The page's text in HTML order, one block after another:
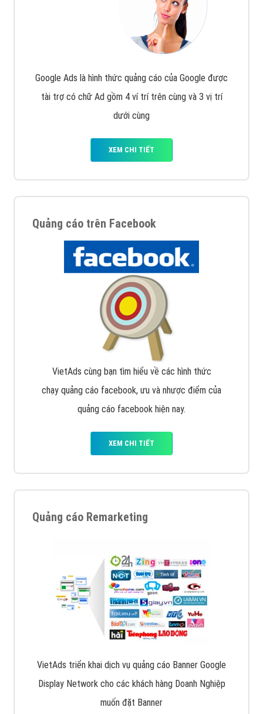
Google Ads là hình thức quảng cáo của Google được
tài trợ có chữ Ad gồm 4 ví trí trên cùng và 3 vị trí
dưới cùng
XEM CHI TIẾT
Quảng cáo trên Facebook
VietAds cùng bạn tìm hiểu về các hình thức
chạy quảng cáo facebook, ưu và nhược điểm của
quảng cáo facebook hiện nay.
XEM CHI TIẾT
Quảng cáo Remarketing
VietAds triển khai dịch vụ quảng cáo Banner Google
Display Network cho các khách hàng Doanh Nghiệp
muốn đặt Banner